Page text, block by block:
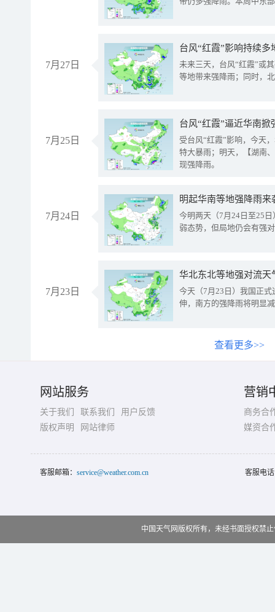
7月27日
台风“红霞”影响持续
未来三天，台风“红霞”或
等地带来强降雨；同时，
7月25日
台风“红霞”逼近华南
受台风“红霞”影响，今天
特大暴雨；明天，【湖南
现强降雨。
7月24日
明起华南等地强降雨
今明两天（7月24日至25
弱态势，但局地仍会有强
7月23日
华北东北等地强对流天
今天（7月23日）我国正
伸，南方的强降雨将明显
查看更多>>
网站服务
关于我们 联系我们
用户反馈
版权声明
网站律师
营销
商务合
媒资合
客服邮箱： service@weather.com.cn 客服电
中国天气网版权所有，未经书面授权